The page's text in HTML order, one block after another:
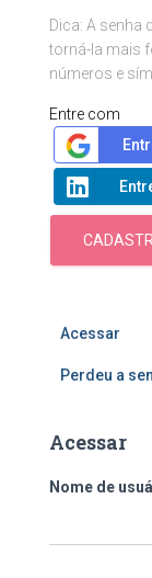
Dica: A senha
torná-la mais
números e
Entre com
Acessar
Perdeu a
Acessar
Nome de